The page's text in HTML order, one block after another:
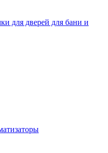
для дверей для бани и